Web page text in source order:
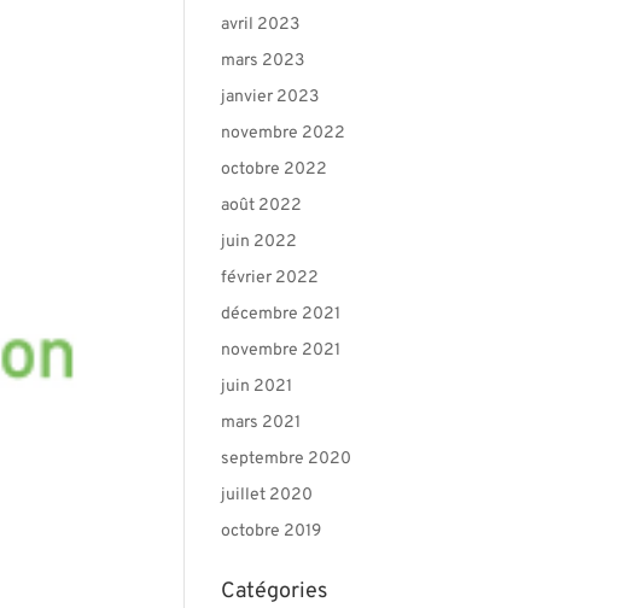
avril 2023
mars 2023
janvier 2023
novembre 2022
octobre 2022
août 2022
juin 2022
février 2022
décembre 2021
novembre 2021
juin 2021
mars 2021
septembre 2020
juillet 2020
octobre 2019
Catégories